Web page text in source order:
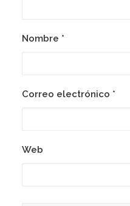
Nombre *
Correo electrónico *
Web